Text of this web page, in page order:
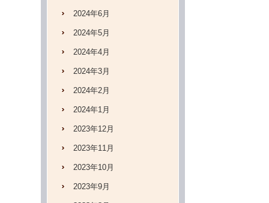
2024年6月
2024年5月
2024年4月
2024年3月
2024年2月
2024年1月
2023年12月
2023年11月
2023年10月
2023年9月